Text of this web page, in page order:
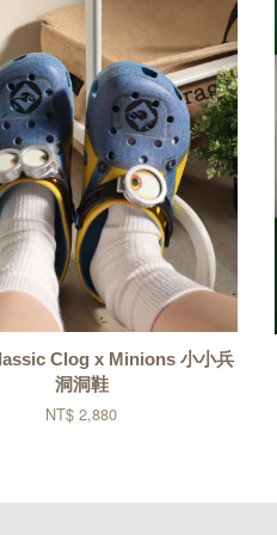
Clog x Minions 小小兵
洞洞鞋
NT$ 2,880